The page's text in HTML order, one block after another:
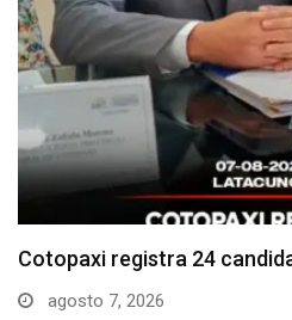
Parque Nacional Cotopaxi
visitantes…